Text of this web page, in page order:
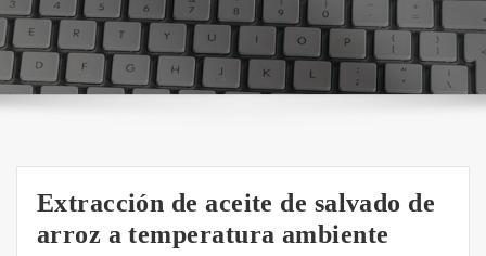
Extracción de aceite de salvado de
arroz a temperatura ambiente